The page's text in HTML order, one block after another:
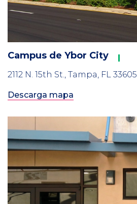
Campus de Ybor City
2112 N. 15th St., Tampa, FL 33605
Descarga mapa
3